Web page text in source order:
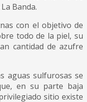
Banda.
con el objetivo de
todo de la piel, su
cantidad de azufre
aguas sulfurosas se
en su parte baja
sitio existe